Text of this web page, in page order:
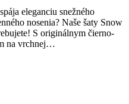
eleganciu snežného
nosenia? Naše šaty Snow
S originálnym čierno-
na vrchnej…